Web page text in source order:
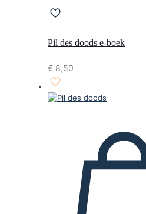
Pil des doods e-boek
€ 8,50